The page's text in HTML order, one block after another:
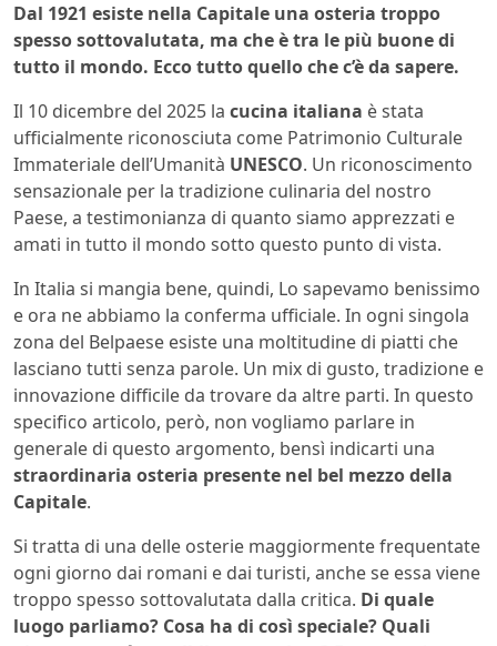
Dal 1921 esiste nella Capitale una osteria troppo
spesso sottovalutata, ma che è tra le più buone di
tutto il mondo. Ecco tutto quello che c’è da sapere.
Il 10 dicembre del 2025 la cucina italiana è stata
ufficialmente riconosciuta come Patrimonio Culturale
Immateriale dell’Umanità UNESCO. Un riconoscimento
sensazionale per la tradizione culinaria del nostro
Paese, a testimonianza di quanto siamo apprezzati e
amati in tutto il mondo sotto questo punto di vista.
In Italia si mangia bene, quindi, Lo sapevamo benissimo
e ora ne abbiamo la conferma ufficiale. In ogni singola
zona del Belpaese esiste una moltitudine di piatti che
lasciano tutti senza parole. Un mix di gusto, tradizione e
innovazione difficile da trovare da altre parti. In questo
specifico articolo, però, non vogliamo parlare in
generale di questo argomento, bensì indicarti una
straordinaria osteria presente nel bel mezzo della
Capitale.
Si tratta di una delle osterie maggiormente frequentate
ogni giorno dai romani e dai turisti, anche se essa viene
troppo spesso sottovalutata dalla critica. Di quale
luogo parliamo? Cosa ha di così speciale? Quali